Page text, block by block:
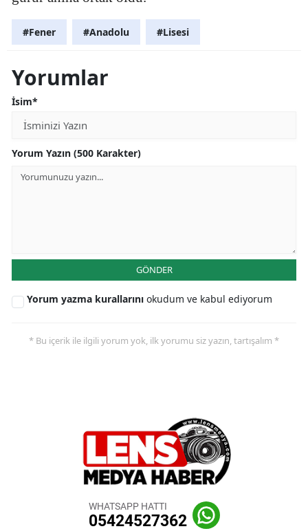
#Fener #Anadolu #Lisesi
Yorumlar
İsim*
Yorum Yazın (500 Karakter)
GÖNDER
Yorum yazma kurallarını okudum ve kabul ediyorum
* Bu içerik ile ilgili yorum yok, ilk yorumu siz yazın, tartışalım *
WHATSAPP HATTI
05424527362